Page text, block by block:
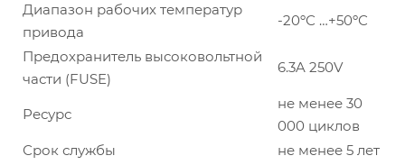
Диапазон рабочих температур
привода
-20ºС …+50ºС
Предохранитель высоковольтной
части (FUSE)
6.3A 250V
Ресурс
не менее 30
000 циклов
Срок службы
не менее 5 лет